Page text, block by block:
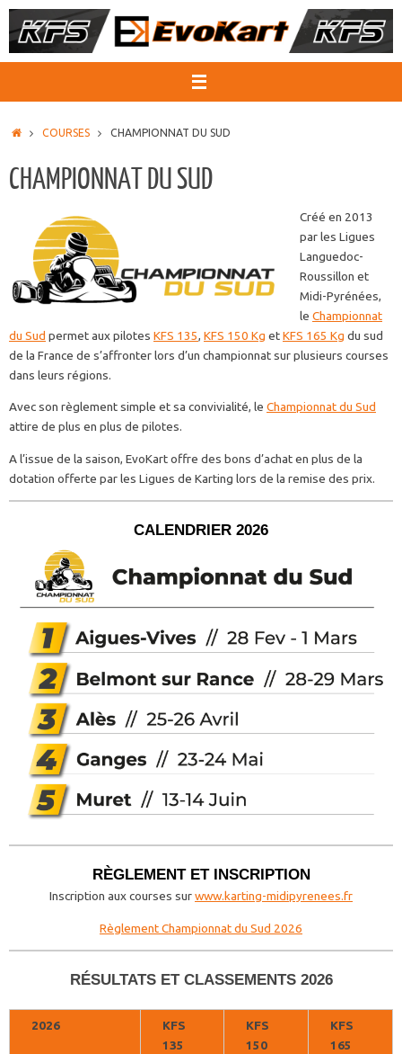
Passer
au
ACCUEIL
COURSES CHAMPIONNAT DU SUD
CHAMPIONNAT DU SUD
Créé en 2013
par les Ligues
Languedoc-
Roussillon et
Midi-Pyrénées,
le Championnat
du Sud permet aux pilotes KFS 135, KFS 150 Kg etKFS 165 Kg du sud
de la France de s’affronter lors d’un championnat sur plusieurs courses
dans leurs régions.
Avec son règlement simple et sa convivialité, le Championnat du Sud
attire de plus en plus de pilotes.
A l’issue de la saison, EvoKart offre des bons d’achat en plus de la
dotation offerte par les Ligues de Karting lors de la remise des prix.
CALENDRIER 2026
RÈGLEMENT ET INSCRIPTION
Inscription aux courses surwww.karting-midipyrenees.fr
Règlement Championnat du Sud 2026
RÉSULTATS ET CLASSEMENTS 2026
2026
KFS
135
KFS
150
KFS
165